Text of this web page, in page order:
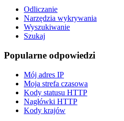
Odliczanie
Narzędzia wykrywania
Wyszukiwanie
Szukaj
Popularne odpowiedzi
Mój adres IP
Moja strefa czasowa
Kody statusu HTTP
Nagłówki HTTP
Kody krajów